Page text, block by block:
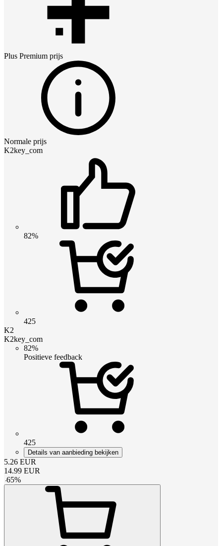
Plus Premium prijs
Normale prijs
K2key_com
82%
425
K2
K2key_com
82%
Positieve feedback
425
Details van aanbieding bekijken
5.26 EUR
14.99 EUR
-65%